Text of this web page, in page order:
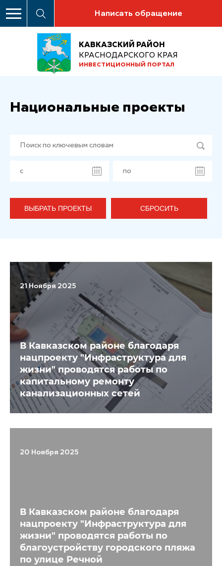
Написать обращение
КАВКАЗСКИЙ РАЙОН
КРАСНОДАРСКОГО КРАЯ
ИНВЕСТИЦИОННЫЙ ПОРТАЛ
Национальные проекты
ВЫБРАТЬ ПРОЕКТЫ СБРОСИТЬ
21 Ноября 2025
В Кавказском районе благодаря
нацпроекту "Инфраструктура для
жизни" проводятся работы по
капитальному ремонту
канализационных сетей
20 Ноября 2025
В Кавказском районе благодаря
нацпроекту "Инфраструктура для
жизни" проводятся работы по
благоустройству городского пляжа
по улице Речной